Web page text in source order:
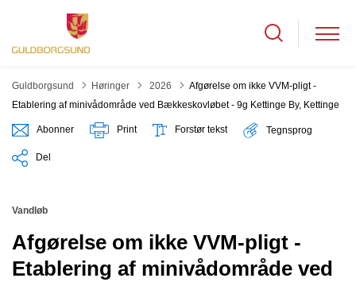
Guldborgsund Høringer Tilbage til
2026
Afgørelse om ikke VVM-pligt -
Etablering af minivådområde ved Bækkeskovløbet - 9g Kettinge By, Kettinge
Abonner Print Forstør tekst Tegnsprog
Del
Vandløb
Afgørelse om ikke VVM-pligt -
Etablering af minivådområde ved